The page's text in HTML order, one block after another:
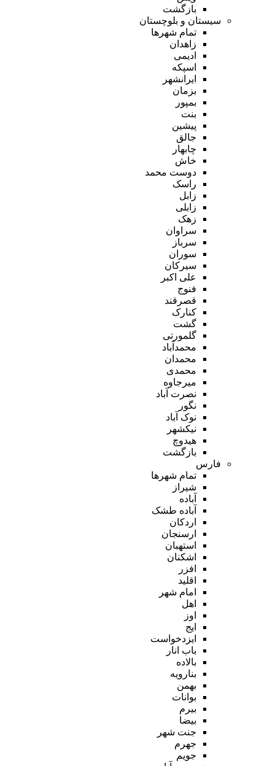
بازگشت
سیستان و بلوچستان
تمام شهر‌ها
زاهدان
ادیمی
اسپکه
ایرانشهر
بزمان
بمپور
بنت
پیشین
جالق
چابهار
خاش
دوست محمد
راسک
زابل
زابلی
زهک
سراوان
سرباز
سوران
سیرکان
علی اکبر
فنوج
قصرقند
کنارک
گشت
گلمورتی
محمدآباد
محمدان
محمدی
میرجاوه
نصرت آباد
نگور
نوک آباد
نیکشهر
هیدوچ
بازگشت
فارس
تمام شهر‌ها
شیراز
آباده
آباده طشک
اردکان
ارسنجان
استهبان
اشکنان
افزر
اقلید
امام شهر
اهل
اوز
ایج
ایزدخواست
باب انار
بالاده
بنارویه
بهمن
بوانات
بیرم
بیضا
جنت شهر
جهرم
جویم